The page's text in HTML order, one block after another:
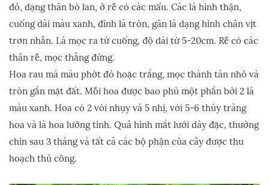
đỏ, dạng thân bò lan, ở rễ có các mấu. Các lá hình thận,
cuống dài màu xanh, đỉnh lá tròn, gân lá dạng hình chân vịt
trơn nhẵn. Lá mọc ra từ cuống, độ dài từ 5-20cm. Rễ có các
thân rễ, mọc thẳng đứng.
Hoa rau má màu phớt đỏ hoặc trắng, mọc thành tán nhỏ và
tròn gần mặt đất. Mỗi hoa được bao phủ một phần bởi 2 lá
màu xanh. Hoa có 2 vòi nhụy và 5 nhị, với 5-6 thùy tràng
hoa và là hoa lưỡng tính. Quả hình mắt lưới dày đặc, thường
chín sau 3 tháng và tất cả các bộ phận của cây được thu
hoạch thủ công.